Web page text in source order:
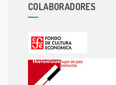
COLABORADORES